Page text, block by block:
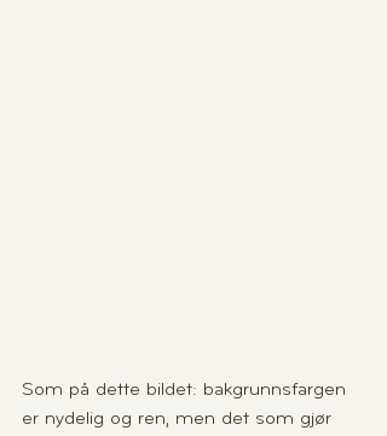
Som på dette bildet: bakgrunnsfargen
er nydelig og ren, men det som gjør